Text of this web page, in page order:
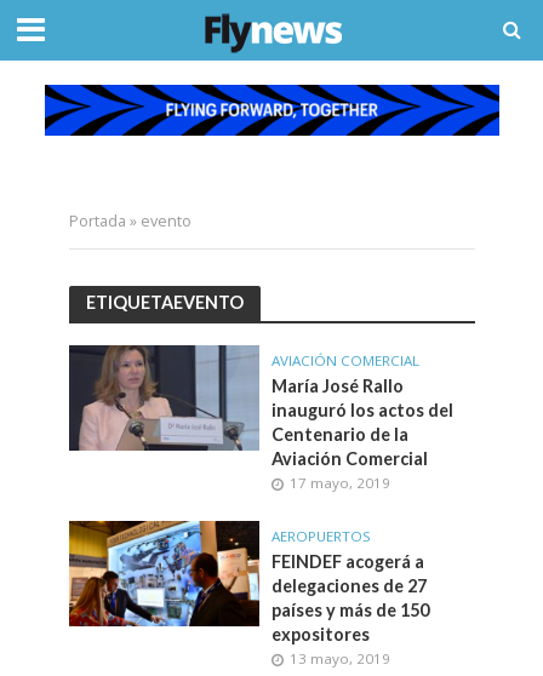
Portada » evento
ETIQUETAEVENTO
AVIACIÓN COMERCIAL
María José Rallo
inauguró los actos del
Centenario de la
Aviación Comercial
17 mayo, 2019
AEROPUERTOS
FEINDEF acogerá a
delegaciones de 27
países y más de 150
expositores
13 mayo, 2019